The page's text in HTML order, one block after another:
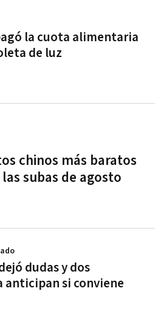
la cuota alimentaria
de luz
chinos más baratos
subas de agosto
dudas y dos
anticipan si conviene